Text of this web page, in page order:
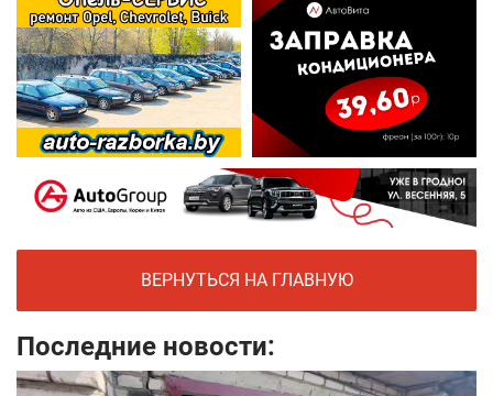
ВЕРНУТЬСЯ НА ГЛАВНУЮ
Последние новости: